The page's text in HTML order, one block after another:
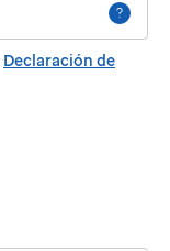
?
Declaración de